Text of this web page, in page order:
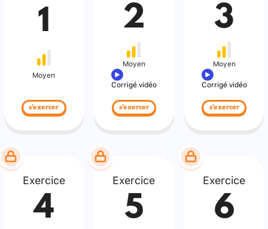
1
Moyen
s'exercer
2
Moyen
Corrigé vidéo
s'exercer
3
Moyen
Corrigé vidéo
s'exercer
Exercice
4
Exercice
5
Exercice
6